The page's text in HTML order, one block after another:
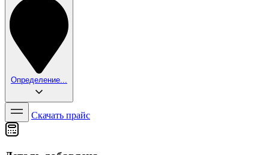
Определение...
Скачать прайс